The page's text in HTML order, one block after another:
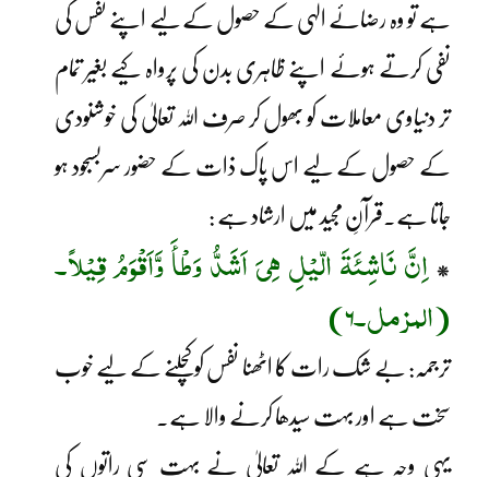
ہے تو وہ رضائے الٰہی کے حصول کے لیے اپنے نفس کی
نفی کرتے ہوئے اپنے ظاہری بدن کی پرواہ کیے بغیر تمام
تر دنیاوی معاملات کو بھول کر صرف اللہ تعالیٰ کی خوشنودی
کے حصول کے لیے اس پاک ذات کے حضور سربسجود ہو
جاتا ہے۔قرآنِ مجید میں ارشاد ہے :
* اِنَّ نَاشِئَۃَ الّیْلِ ھِیَ اَشَدُّ وَطْأَ وَّاَقْوَمُ قِیْلاً۔
(المزمل۔6)
ترجمہ: بے شک رات کا اٹھنا نفس کو کچلنے کے لیے خوب
سخت ہے اور بہت سیدھا کرنے والا ہے۔
یہی وجہ ہے کے اللہ تعالیٰ نے بہت سی راتوں کی